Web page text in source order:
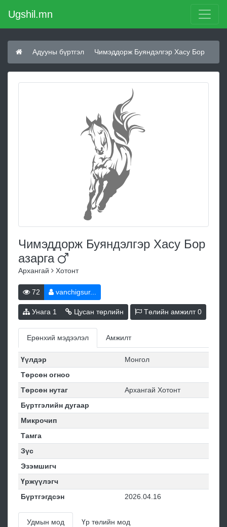
Ugshil.mn
Адууны бүртгэл Чимэддорж Буяндэлгэр Хасу Бор
Чимэддорж Буяндэлгэр Хасу Бор
азарга
Архангай Хотонт
72 vanchigsur...
Унага 1 Цусан төрлийн Төлийн амжилт0
Ерөнхий мэдээлэл Амжилт
Үүлдэр
Монгол
Төрсөн огноо
Төрсөн нутаг
Архангай Хотонт
Бүртгэлийн дугаар
Микрочип
Тамга
Зүс
Эзэмшигч
Үржүүлэгч
Бүртгэгдсэн
2026.04.16
Удмын мод Үр төлийн мод